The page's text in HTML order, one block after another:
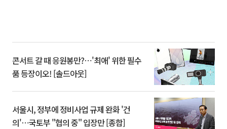
콘서트 갈 때 응원봉만?⋯'최애' 위한 필수
품 등장이오! [솔드아웃]
서울시, 정부에 정비사업 규제 완화 '건
의'⋯국토부 "협의 중" 입장만 [종합]